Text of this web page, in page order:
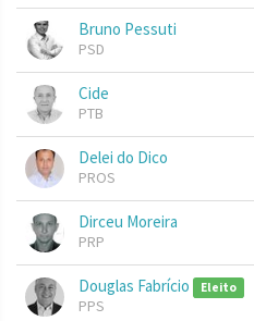
Bruno Pessuti
PSD
Cide
PTB
Delei do Dico
PROS
Dirceu Moreira
PRP
Douglas Fabrício Eleito
PPS